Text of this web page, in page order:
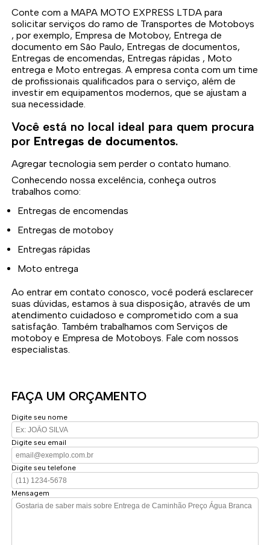
Conte com a MAPA MOTO EXPRESS LTDA para
solicitar serviços do ramo de Transportes de Motoboys
, por exemplo, Empresa de Motoboy, Entrega de
documento em São Paulo, Entregas de documentos,
Entregas de encomendas, Entregas rápidas , Moto
entrega e Moto entregas. A empresa conta com um time
de profissionais qualificados para o serviço, além de
investir em equipamentos modernos, que se ajustam a
sua necessidade.
Você está no local ideal para quem procura
por Entregas de documentos.
Agregar tecnologia sem perder o contato humano.
Conhecendo nossa excelência, conheça outros
trabalhos como:
Entregas de encomendas
Entregas de motoboy
Entregas rápidas
Moto entrega
Ao entrar em contato conosco, você poderá esclarecer
suas dúvidas, estamos à sua disposição, através de um
atendimento cuidadoso e comprometido com a sua
satisfação. Também trabalhamos com Serviços de
motoboy e Empresa de Motoboys. Fale com nossos
especialistas.
FAÇA UM ORÇAMENTO
Digite seu nome
Digite seu email
Digite seu telefone
Mensagem